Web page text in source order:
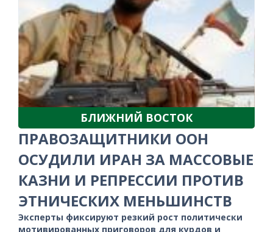
БЛИЖНИЙ ВОСТОК
ПРАВОЗАЩИТНИКИ ООН
ОСУДИЛИ ИРАН ЗА МАССОВЫЕ
КАЗНИ И РЕПРЕССИИ ПРОТИВ
ЭТНИЧЕСКИХ МЕНЬШИНСТВ
Эксперты фиксируют резкий рост политически
мотивированных приговоров для курдов и